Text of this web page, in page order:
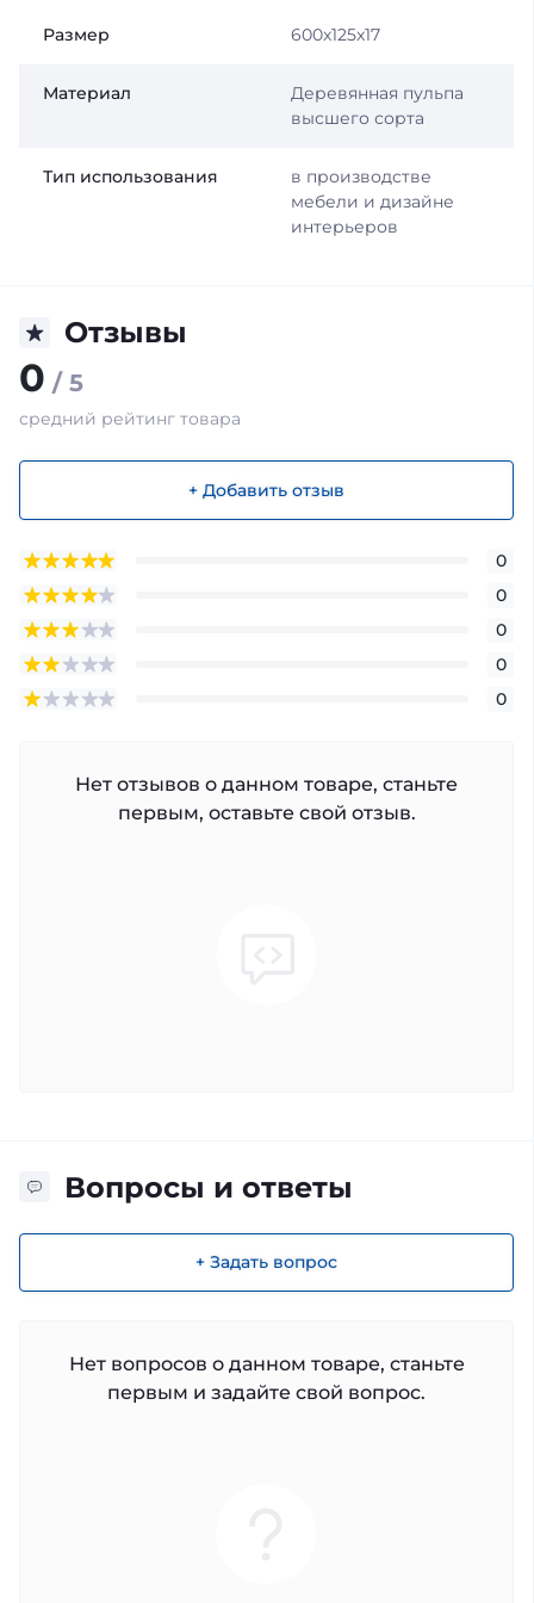
Размер 600x125x17
Материал
Деревянная пульпа
высшего сорта
Тип использования
в производстве
мебели и дизайне
интерьеров
Отзывы
0 / 5
средний рейтинг товара
+ Добавить отзыв
0
0
0
0
0
Нет отзывов о данном товаре, станьте
первым, оставьте свой отзыв.
Вопросы и ответы
+ Задать вопрос
Нет вопросов о данном товаре, станьте
первым и задайте свой вопрос.